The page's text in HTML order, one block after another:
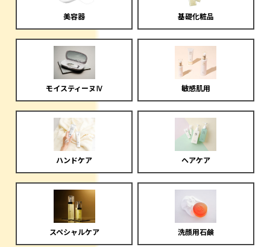
美容器 基礎化粧品
モイスティーヌⅣ 敏感肌用
ハンドケア ヘアケア
スペシャルケア 洗顔用石鹸